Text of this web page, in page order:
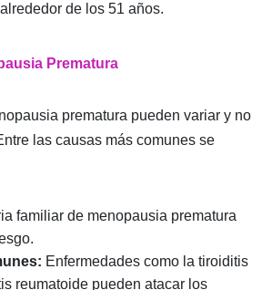
de los 51 años.
Prematura
prematura pueden variar y no
las causas más comunes se
familiar de menopausia prematura
Enfermedades como la tiroiditis
reumatoide pueden atacar los